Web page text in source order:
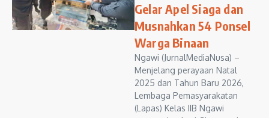
Gelar Apel Siaga dan
Musnahkan 54 Ponsel
Warga Binaan
Ngawi (JurnalMediaNusa) –
Menjelang perayaan Natal
2025 dan Tahun Baru 2026,
Lembaga Pemasyarakatan
(Lapas) Kelas IIB Ngawi